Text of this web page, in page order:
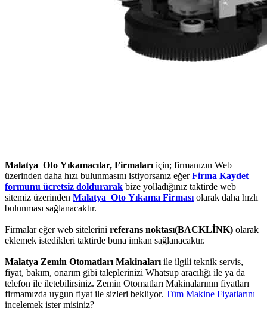
Malatya Oto Yıkamacılar, Firmalarıiçin; firmanızın Web
üzerinden daha hızı bulunmasını istiyorsanız eğerFirma Kaydet
formunu ücretsiz doldurarak bize yolladığınız taktirde web
sitemiz üzerinden Malatya Oto Yıkama Firmasıolarak daha hızlı
bulunması sağlanacaktır.
Firmalar eğer web sitelerini referans noktası(BACKLİNK) olarak
eklemek istedikleri taktirde buna imkan sağlanacaktır.
Malatya Zemin Otomatları Makinalarıile ilgili teknik servis,
fiyat, bakım, onarım gibi taleplerinizi Whatsup aracılığı ile ya da
telefon ile iletebilirsiniz. Zemin Otomatları Makinalarının fiyatları
firmamızda uygun fiyat ile sizleri bekliyor. Tüm Makine Fiyatlarını
incelemek ister misiniz?